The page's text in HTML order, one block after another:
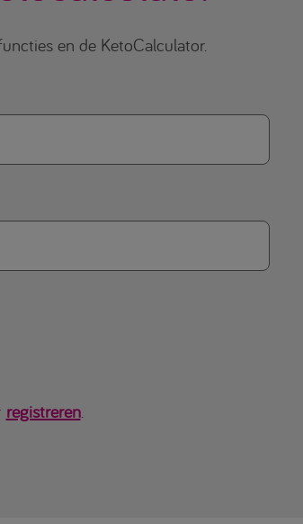
en de KetoCalculator.
registreren.